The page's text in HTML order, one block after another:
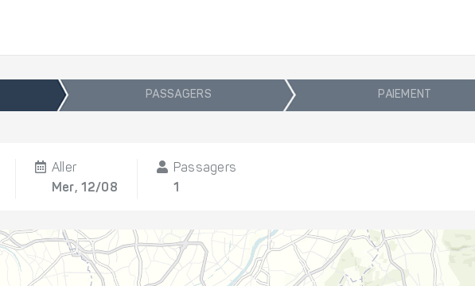
PASSAGERS PAIEMENT
Aller
Mer, 12/08
Passagers
1